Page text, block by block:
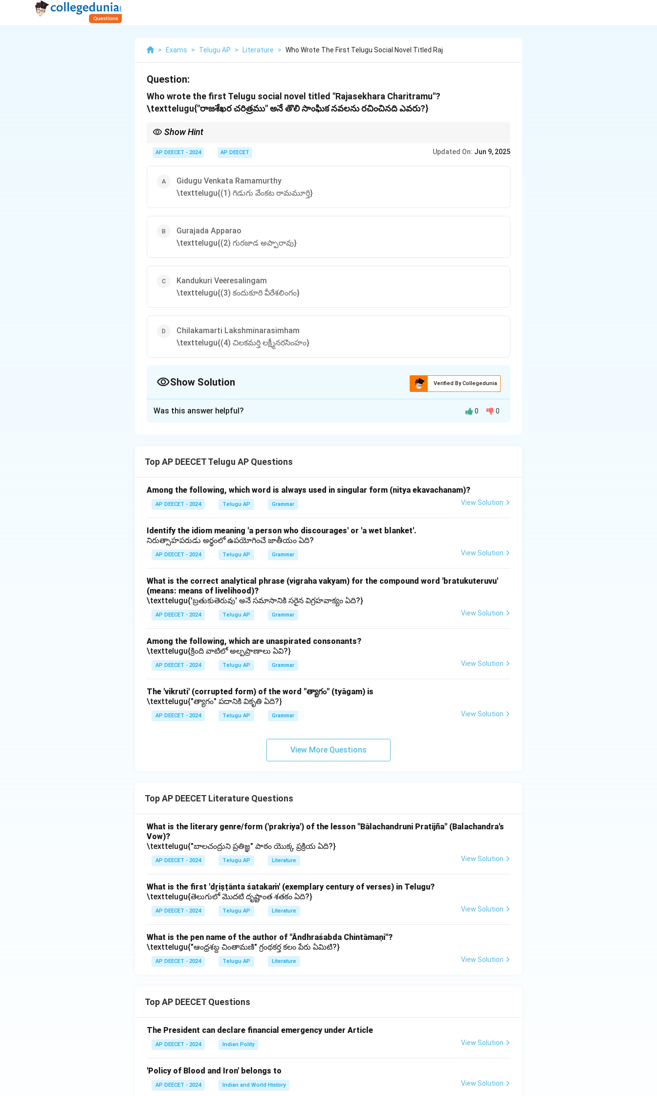
> Exams > Telugu AP > Literature > Who Wrote The First Telugu Social Novel Titled Raj
Question:
Who wrote the first Telugu social novel titled "Rajasekhara Charitramu"?
\texttelugu{"రాజశేఖర చరిత్రము" అనే తొలి సాంఘిక నవలను రచించినది ఎవరు?}
Show Hint
Renaissance."
AP DEECET - 2024 AP DEECET Updated On: Jun 9, 2025
Gidugu Venkata Ramamurthy
\texttelugu{(1) గిడుగు వేంకట రామమూర్తి}
Gurajada Apparao
\texttelugu{(2) గురజాడ అప్పారావు}
Kandukuri Veeresalingam
\texttelugu{(3) కందుకూరి వీరేశలింగం}
Chilakamarti Lakshminarasimham
\texttelugu{(4) చిలకమర్తి లక్ష్మీనరసింహం}
Show Solution Verified By Collegedunia
"
ఇది 1878లో ప్రచురితమైంది.
}
Download Solution in PDF
Was this answer helpful? 0 0
Top AP DEECET Telugu AP Questions
Among the following, which word is always used in singular form (nitya ekavachanam)?
AP DEECET - 2024 Telugu AP Grammar View Solution
Identify the idiom meaning 'a person who discourages' or 'a wet blanket'.
నిరుత్సాహపరుడు అర్థంలో ఉపయోగించే జాతీయం ఏది?
AP DEECET - 2024 Telugu AP Grammar View Solution
What is the correct analytical phrase (vigraha vakyam) for the compound word 'bratukuteruvu'
(means: means of livelihood)?
\texttelugu{'బ్రతుకుతెరువు' అనే సమాసానికి సరైన విగ్రహవాక్యం ఏది?}
AP DEECET - 2024 Telugu AP Grammar View Solution
Among the following, which are unaspirated consonants?
\texttelugu{క్రింది వాటిలో అల్పప్రాణాలు ఏవి?}
AP DEECET - 2024 Telugu AP Grammar View Solution
The 'vikruti' (corrupted form) of the word "త్యాగం" (tyāgam) is
\texttelugu{"త్యాగం" పదానికి వికృతి ఏది?}
AP DEECET - 2024 Telugu AP Grammar View Solution
View More Questions
Top AP DEECET Literature Questions
What is the literary genre/form ('prakriya') of the lesson "Bālachandruni Pratijña" (Balachandra's
Vow)?
\texttelugu{"బాలచంద్రుని ప్రతిజ్ఞ" పాఠం యొక్క ప్రక్రియ ఏది?}
AP DEECET - 2024 Telugu AP Literature View Solution
What is the first 'dr̥iṣṭānta śatakaṁ' (exemplary century of verses) in Telugu?
\texttelugu{తెలుగులో మొదటి దృష్టాంత శతకం ఏది?}
AP DEECET - 2024 Telugu AP Literature View Solution
What is the pen name of the author of "Āndhraśabda Chintāmaṇi"?
\texttelugu{"ఆంధ్రశబ్ద చింతామణి" గ్రంథకర్త కలం పేరు ఏమిటి?}
AP DEECET - 2024 Telugu AP Literature View Solution
Top AP DEECET Questions
The President can declare financial emergency under Article
AP DEECET - 2024 Indian Polity View Solution
'Policy of Blood and Iron' belongs to
AP DEECET - 2024 Indian and World History View Solution